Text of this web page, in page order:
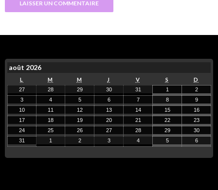
août 2026
L M M J V S D
27 28 29 30 31 1
2
3
4 5 6 7 8
9
10
11 12 13 14 15
16
17
18 19 20 21 22
23
24
25 26 27 28 29
30
31
1 2 3 4 5 6